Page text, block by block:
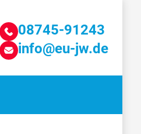
08745-91243
info@eu-jw.de